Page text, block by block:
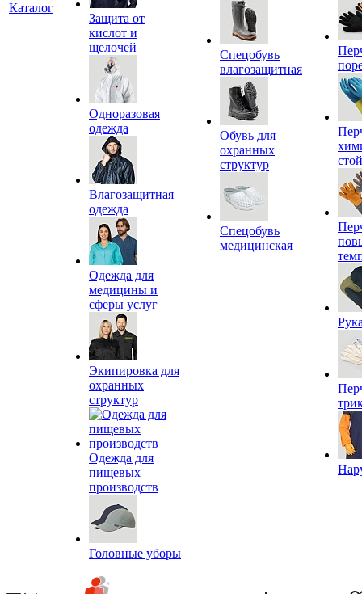
Каталог
Защита от
кислот и
щелочей
Одноразовая
одежда
Влагозащитная
одежда
Одежда для
медицины и
сферы услуг
Экипировка для
охранных
структур
Одежда для
пищевых
производств
Головные уборы
Спецобувь
влагозащитная
Обувь для
охранных
структур
Спецобувь
медицинская